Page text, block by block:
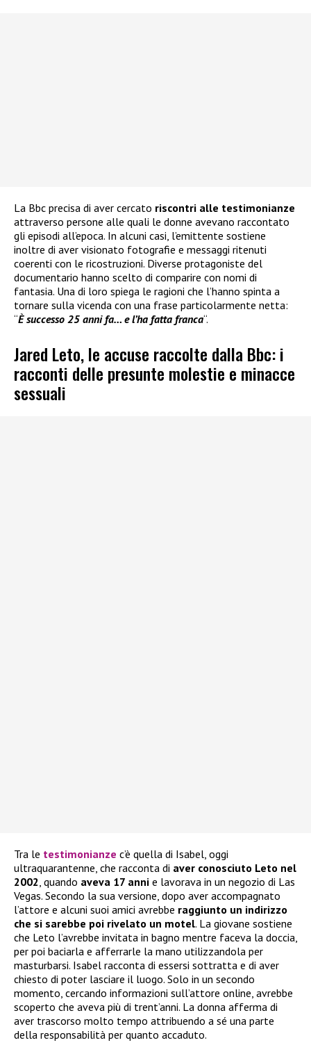
La Bbc precisa di aver cercato riscontri alle testimonianze
attraverso persone alle quali le donne avevano raccontato
gli episodi all’epoca. In alcuni casi, l’emittente sostiene
inoltre di aver visionato fotografie e messaggi ritenuti
coerenti con le ricostruzioni. Diverse protagoniste del
documentario hanno scelto di comparire con nomi di
fantasia. Una di loro spiega le ragioni che l’hanno spinta a
tornare sulla vicenda con una frase particolarmente netta:
“È successo 25 anni fa… e l’ha fatta franca“.
Jared Leto, le accuse raccolte dalla Bbc: i
racconti delle presunte molestie e minacce
sessuali
Tra le testimonianze c’è quella di Isabel, oggi
ultraquarantenne, che racconta di aver conosciuto Leto nel
2002, quando aveva 17 anni e lavorava in un negozio di Las
Vegas. Secondo la sua versione, dopo aver accompagnato
l’attore e alcuni suoi amici avrebbe raggiunto un indirizzo
che si sarebbe poi rivelato un motel. La giovane sostiene
che Leto l’avrebbe invitata in bagno mentre faceva la doccia,
per poi baciarla e afferrarle la mano utilizzandola per
masturbarsi. Isabel racconta di essersi sottratta e di aver
chiesto di poter lasciare il luogo. Solo in un secondo
momento, cercando informazioni sull’attore online, avrebbe
scoperto che aveva più di trent’anni. La donna afferma di
aver trascorso molto tempo attribuendo a sé una parte
della responsabilità per quanto accaduto.